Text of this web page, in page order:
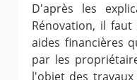
D'après les
Rénovation, il
aides financières
par les
l'objet des